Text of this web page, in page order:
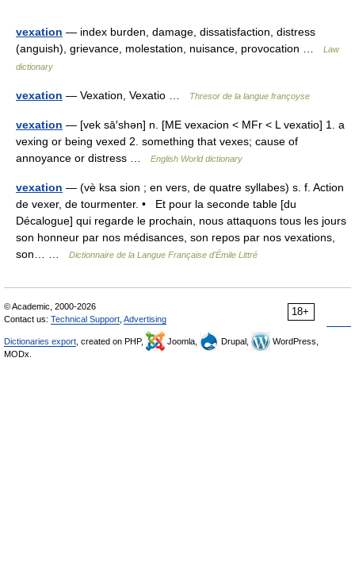
vexation — index burden, damage, dissatisfaction, distress
(anguish), grievance, molestation, nuisance, provocation …
Law
dictionary
vexation — Vexation, Vexatio … Thresor de la langue françoyse
vexation — [vek sā′shən] n. [ME vexacion < MFr < L vexatio] 1. a
vexing or being vexed 2. something that vexes; cause of
annoyance or distress …
English World dictionary
vexation — (vè ksa sion ; en vers, de quatre syllabes) s. f. Action
de vexer, de tourmenter. • Et pour la seconde table [du
Décalogue] qui regarde le prochain, nous attaquons tous les jours
son honneur par nos médisances, son repos par nos vexations,
son… …
Dictionnaire de la Langue Française d'Émile Littré
18+
© Academic, 2000-2026
Contact us: Technical Support Advertising
Dictionaries export , created on PHP, Joomla, Drupal,
WordPress,
MODx.